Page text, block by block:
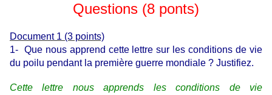
Questions (8 ponts)
Document 1 (3 points)
1- Que nous apprend cette lettre sur les conditions de vie
du poilu pendant la première guerre mondiale ? Justifiez.
Cette lettre nous apprends les conditions de vie